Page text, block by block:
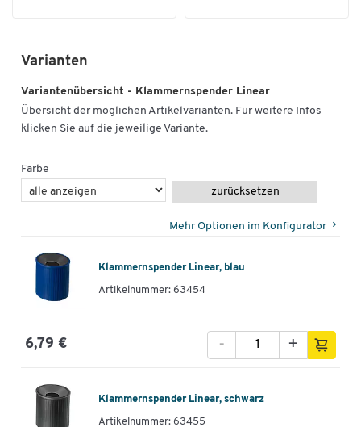
Varianten
Variantenübersicht - Klammernspender Linear
Übersicht der möglichen Artikelvarianten. Für weitere Infos
klicken Sie auf die jeweilige Variante.
Farbe
zurücksetzen
Mehr Optionen im Konfigurator
Klammernspender Linear, blau
Artikelnummer: 63454
6,79 € +
-
Klammernspender Linear, schwarz
Artikelnummer: 63455